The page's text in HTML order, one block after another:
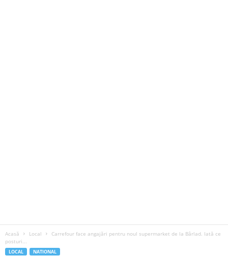
Acasă Local
Carrefour face angajări pentru noul supermarket de la Bârlad. Iată ce
posturi...
LOCAL NATIONAL